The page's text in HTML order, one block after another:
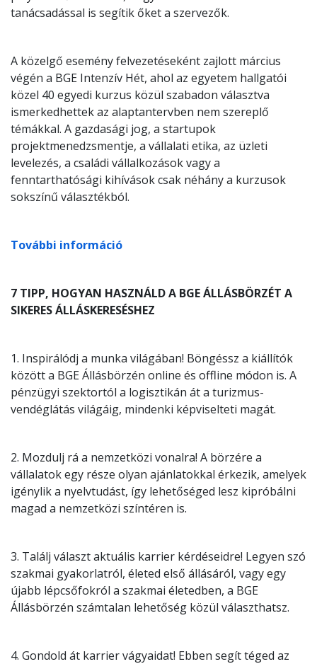
tanácsadással is segítik őket a szervezők.
A közelgő esemény felvezetéseként zajlott március
végén a BGE Intenzív Hét, ahol az egyetem hallgatói
közel 40 egyedi kurzus közül szabadon választva
ismerkedhettek az alaptantervben nem szereplő
témákkal. A gazdasági jog, a startupok
projektmenedzsmentje, a vállalati etika, az üzleti
levelezés, a családi vállalkozások vagy a
fenntarthatósági kihívások csak néhány a kurzusok
sokszínű választékból.
További információ
7 TIPP, HOGYAN HASZNÁLD A BGE ÁLLÁSBÖRZÉT A
SIKERES ÁLLÁSKERESÉSHEZ
1. Inspirálódj a munka világában! Böngéssz a kiállítók
között a BGE Állásbörzén online és offline módon is. A
pénzügyi szektortól a logisztikán át a turizmus-
vendéglátás világáig, mindenki képviselteti magát.
2. Mozdulj rá a nemzetközi vonalra! A börzére a
vállalatok egy része olyan ajánlatokkal érkezik, amelyek
igénylik a nyelvtudást, így lehetőséged lesz kipróbálni
magad a nemzetközi színtéren is.
3. Találj választ aktuális karrier kérdéseidre! Legyen szó
szakmai gyakorlatról, életed első állásáról, vagy egy
újabb lépcsőfokról a szakmai életedben, a BGE
Állásbörzén számtalan lehetőség közül választhatsz.
4. Gondold át karrier vágyaidat! Ebben segít téged az